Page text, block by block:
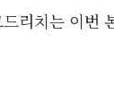
리치는 이번